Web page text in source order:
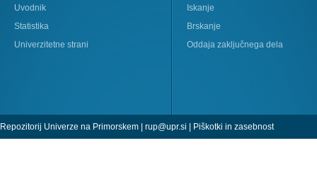
Uvodnik
Statistika
Univerzitetne strani
Iskanje
Brskanje
Oddaja zaključnega dela
Repozitorij Univerze na Primorskem | rup@upr.si | Piškotki in zasebnost